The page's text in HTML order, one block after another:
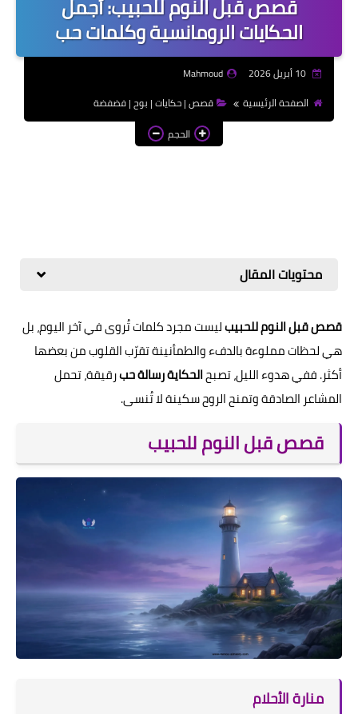
موضوعات تعبير | Essay
Topics
الذكاء الاصطناعي | Artificial
Intelligence
قصص قبل النوم للحبيب: أجمل
الحكايات الرومانسية وكلمات حب
10 أبريل 2026
Mahmoud
الصفحة الرئيسية
قصص | حكايات | بوح | فضفضة
الحجم
محتويات المقال
قصص قبل النوم للحبيبليست مجرد كلمات تُروى في آخر اليوم، بل
هي لحظات مملوءة بالدفء والطمأنينة تقرّب القلوب من بعضها
أكثر. ففي هدوء الليل، تصبحالحكاية رسالة حبرقيقة، تحمل
المشاعر الصادقة وتمنح الروح سكينة لا تُنسى.
قصص قبل النوم للحبيب
منارة الأحلام